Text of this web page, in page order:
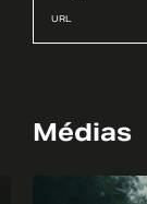
URL
Médias